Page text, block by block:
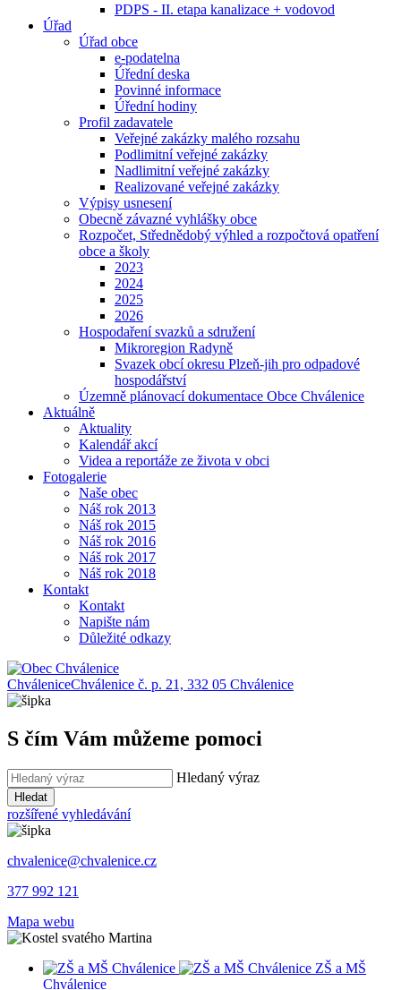
PDPS - II. etapa kanalizace + vodovod
Úřad
Úřad obce
e-podatelna
Úřední deska
Povinné informace
Úřední hodiny
Profil zadavatele
Veřejné zakázky malého rozsahu
Podlimitní veřejné zakázky
Nadlimitní veřejné zakázky
Realizované veřejné zakázky
Výpisy usnesení
Obecně závazné vyhlášky obce
Rozpočet, Střednědobý výhled a rozpočtová opatření
obce a školy
2023
2024
2025
2026
Hospodaření svazků a sdružení
Mikroregion Radyně
Svazek obcí okresu Plzeň-jih pro odpadové
hospodářství
Územně plánovací dokumentace Obce Chválenice
Aktuálně
Aktuality
Kalendář akcí
Videa a reportáže ze života v obci
Fotogalerie
Naše obec
Náš rok 2013
Náš rok 2015
Náš rok 2016
Náš rok 2017
Náš rok 2018
Kontakt
Kontakt
Napište nám
Důležité odkazy
ChváleniceChválenice č. p. 21, 332 05 Chválenice
S čím Vám můžeme pomoci
Hledaný výraz
Hledat
rozšířené vyhledávání
chvalenice@chvalenice.cz
377 992 121
Mapa webu
ZŠ a MŠ
Chválenice